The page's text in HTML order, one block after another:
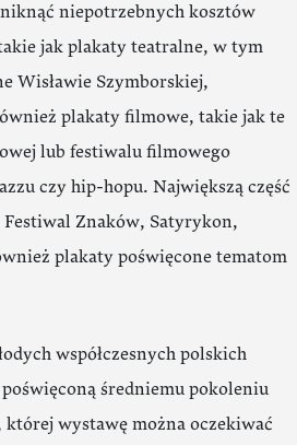
niepotrzebnych kosztów
jak plakaty teatralne, w tym
Wisławie Szymborskiej,
plakaty filmowe, takie jak te
lub festiwalu filmowego
czy hip-hopu. Największą część
Znaków, Satyrykon,
plakaty poświęcone tematom
współczesnych polskich
średniemu pokoleniu
której wystawę można oczekiwać